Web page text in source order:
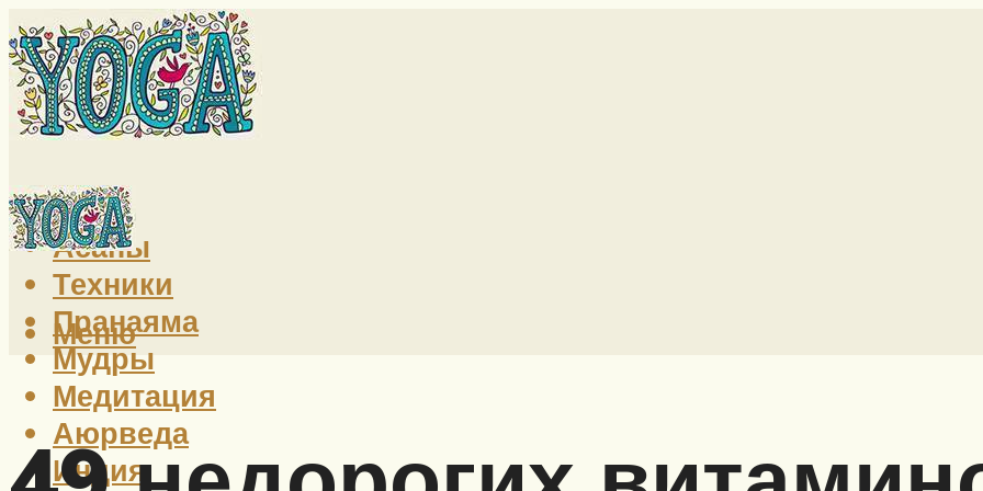
Йога
Асаны
Техники
Пранаяма
Мудры
Медитация
Аюрведа
Индия
Меню